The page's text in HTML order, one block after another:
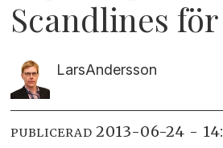
Scandlines för
LarsAndersson
PUBLICERAD 2013-06-24 -